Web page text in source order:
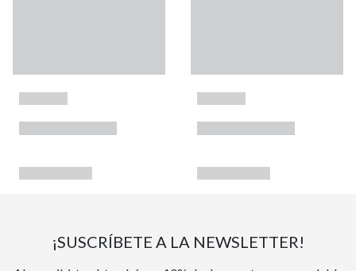
¡SUSCRÍBETE A LA NEWSLETTER!